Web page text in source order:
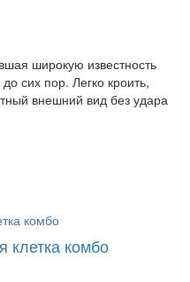
широкую известность
сих пор. Легко кроить,
внешний вид без удара
клетка комбо